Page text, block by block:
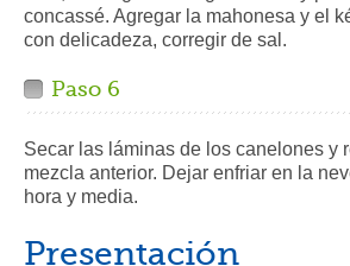
concassé. Agregar la mahonesa y el
con delicadeza, corregir de sal.
Paso 6
Secar las láminas de los canelones y
mezcla anterior. Dejar enfriar en la
hora y media.
Presentación